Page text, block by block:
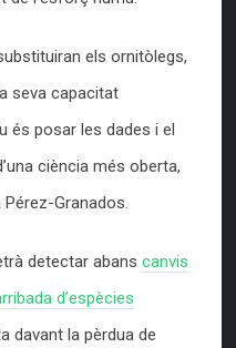
els ornitòlegs,
seva capacitat
és posar les dades i el
ciència més oberta,
Granados.
detectar abans canvis
d’espècies
davant la pèrdua de